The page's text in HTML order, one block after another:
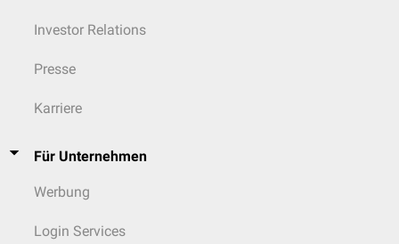
Investor Relations
Presse
Karriere
Für Unternehmen
Werbung
Login Services